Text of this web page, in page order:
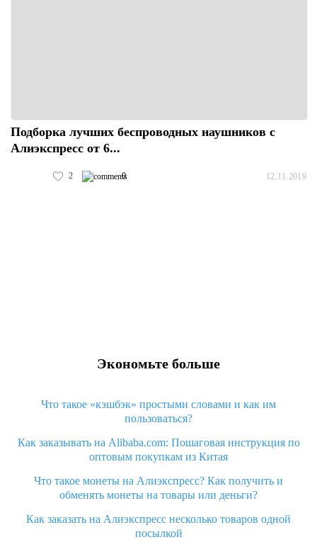
Подборка лучших беспроводных наушников с
Алиэкспресс от 6...
2 0 12.11.2019
Экономьте больше
Что такое «кэшбэк» простыми словами и как им
пользоваться?
Как заказывать на Alibaba.com: Пошаговая инструкция по
оптовым покупкам из Китая
Что такое монеты на Алиэкспресс? Как получить и
обменять монеты на товары или деньги?
Как заказать на Алиэкспресс несколько товаров одной
посылкой